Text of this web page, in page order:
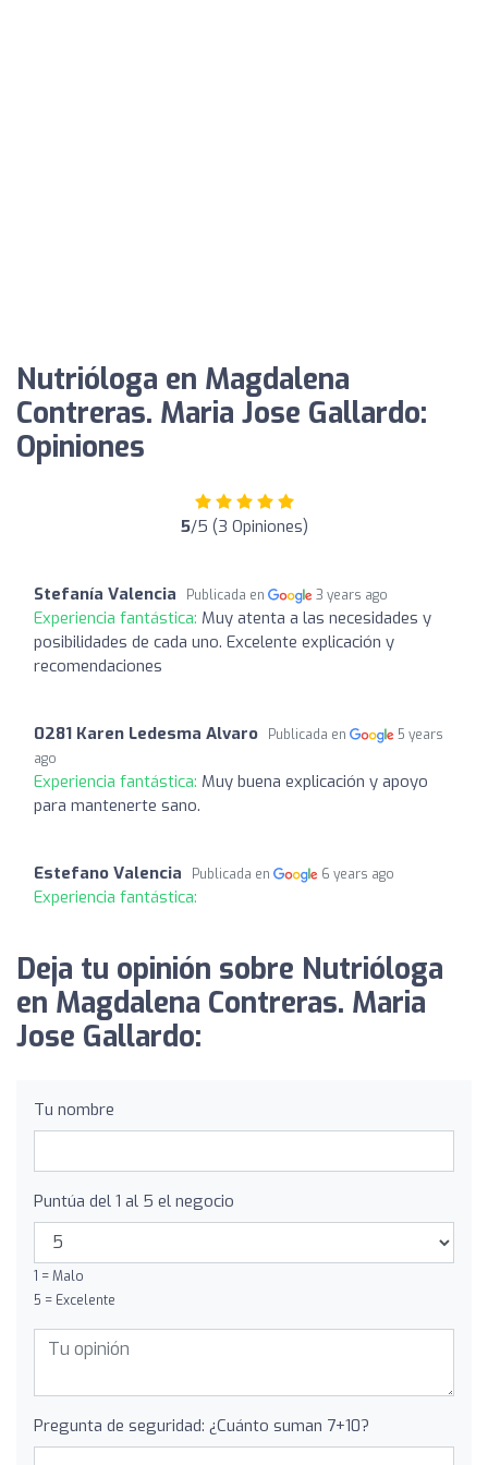
Nutrióloga en Magdalena
Contreras. Maria Jose Gallardo:
Opiniones
5/5 (3 Opiniones)
Stefanía Valencia Publicada en 3 years ago
Experiencia fantástica: Muy atenta a las necesidades y
posibilidades de cada uno. Excelente explicación y
recomendaciones
0281 Karen Ledesma Alvaro Publicada en
5 years
ago
Experiencia fantástica: Muy buena explicación y apoyo
para mantenerte sano.
Estefano Valencia Publicada en 6 years ago
Experiencia fantástica:
Deja tu opinión sobre Nutrióloga
en Magdalena Contreras. Maria
Jose Gallardo:
Tu nombre
Puntúa del 1 al 5 el negocio
1 = Malo
5 = Excelente
Pregunta de seguridad: ¿Cuánto suman 7+10?